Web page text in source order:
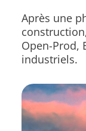
Après une
Open-Prod,
industriels.